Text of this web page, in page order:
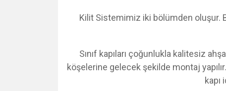
Kilit Sistemimiz iki bölümden oluşur.
Sınıf kapıları çoğunlukla kalitesiz
köşelerine gelecek şekilde montaj yapılır.
kapı